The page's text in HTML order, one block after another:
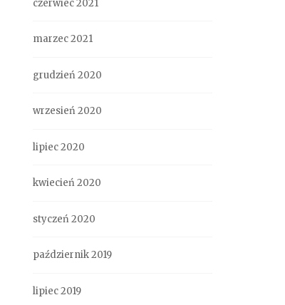
czerwiec 2021
marzec 2021
grudzień 2020
wrzesień 2020
lipiec 2020
kwiecień 2020
styczeń 2020
październik 2019
lipiec 2019